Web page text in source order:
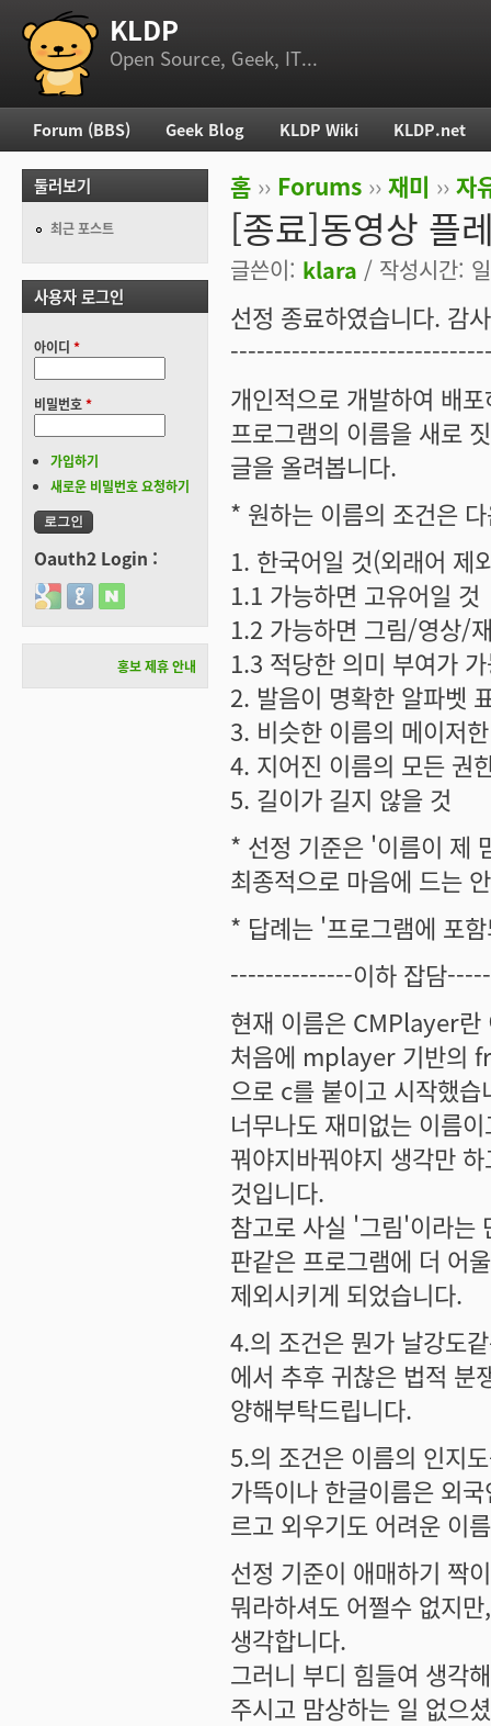
부 메뉴 KLDP
Open Source, Geek, IT...
현재 위치
홈 ›› Forums ›› 재미 ›› 자
[종료]동영상 플
글쓴이: klara / 작성시간:
선정 종료하였습니다. 감
개인적으로 개발하여 배
프로그램의 이름을 새로
글을 올려봅니다.
* 원하는 이름의 조건은
1. 한국어일 것(외래어 제
1.1 가능하면 고유어일 것
1.2 가능하면 그림/영상/
1.3 적당한 의미 부여가
2. 발음이 명확한 알파벳
3. 비슷한 이름의 메이저
4. 지어진 이름의 모든 권
5. 길이가 길지 않을 것
* 선정 기준은 '이름이 제
최종적으로 마음에 드는
* 답례는 '프로그램에 포
--------------이하 잡담
현재 이름은 CMPlayer란
처음에 mplayer 기반의
으로 c를 붙이고 시작했습
너무나도 재미없는 이름
꿔야지바꿔야지 생각만
것입니다.
참고로 사실 '그림'이라는
판같은 프로그램에 더 어
제외시키게 되었습니다.
4.의 조건은 뭔가 날강도
에서 추후 귀찮은 법적 분
양해부탁드립니다.
5.의 조건은 이름의 인지
가뜩이나 한글이름은 외
르고 외우기도 어려운 이
선정 기준이 애매하기 짝
뭐라하셔도 어쩔수 없지
생각합니다.
그러니 부디 힘들여 생각
주시고 맘상하는 일 없으
주 메뉴
Forum (BBS) Geek Blog KLDP Wiki KLDP.net
둘러보기
최근 포스트
사용자 로그인
아이디 *
비밀번호*
가입하기
새로운 비밀번호 요청하기
Oauth2 Login :
Login with Google
Login with GitHub
Login with Naver
홍보 제휴 안내